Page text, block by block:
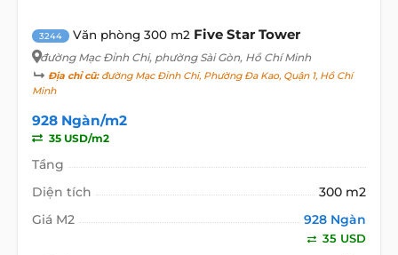
3244 Văn phòng 300 m2 Five Star Tower
đường Mạc Đỉnh Chi, phường Sài Gòn, Hồ Chí Minh
Địa chỉ cũ:đường Mạc Đỉnh Chi, Phường Đa Kao, Quận 1, Hồ Chí
Minh
928 Ngàn/m2
35 USD/m2
Tầng
Diện tích
300 m2
Giá M2
928 Ngàn
35 USD